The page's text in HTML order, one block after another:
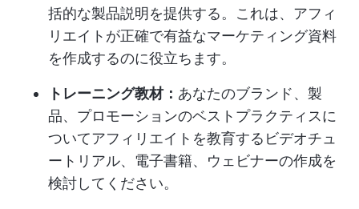
括的な製品説明を提供する。これは、アフィ
リエイトが正確で有益なマーケティング資料
を作成するのに役立ちます。
トレーニング教材： あなたのブランド、製
品、プロモーションのベストプラクティスに
ついてアフィリエイトを教育するビデオチュ
ートリアル、電子書籍、ウェビナーの作成を
検討してください。